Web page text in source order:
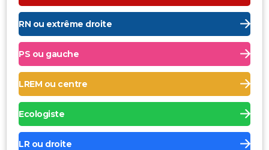
RN ou extrême droite
PS ou gauche
LREM ou centre
Ecologiste
LR ou droite